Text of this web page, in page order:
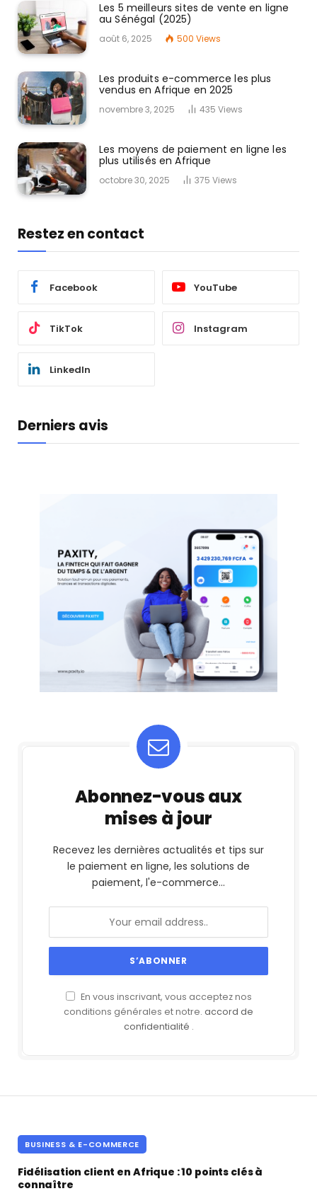
Les 5 meilleurs sites de vente en ligne
au Sénégal (2025)
août 6, 2025 500 Views
Les produits e-commerce les plus
vendus en Afrique en 2025
novembre 3, 2025 435 Views
Les moyens de paiement en ligne les
plus utilisés en Afrique
octobre 30, 2025 375 Views
Restez en contact
Facebook YouTube
TikTok Instagram
LinkedIn
Derniers avis
Abonnez-vous aux
mises à jour
Recevez les dernières actualités et tips sur
le paiement en ligne, les solutions de
paiement, l'e-commerce...
En vous inscrivant, vous acceptez nos
conditions générales et notre. accord de
confidentialité .
BUSINESS & E-COMMERCE
Fidélisation client en Afrique : 10 points clés à
connaître